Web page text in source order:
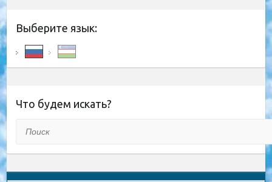
Выберите язык:
Что будем искать?